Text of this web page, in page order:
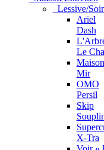
Lessive/
Ariel
Dash
Le
Mir
OMO
Persil
Skip
X-Tra